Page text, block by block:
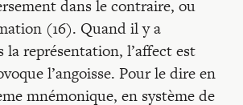
dans le contraire, ou
(16). Quand il y a
la représentation, l’affect est
l’angoisse. Pour le dire en
mnémonique, en système de